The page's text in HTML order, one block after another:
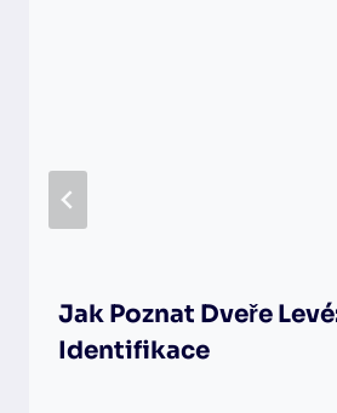
Jak Poznat Dveře
Identifikace